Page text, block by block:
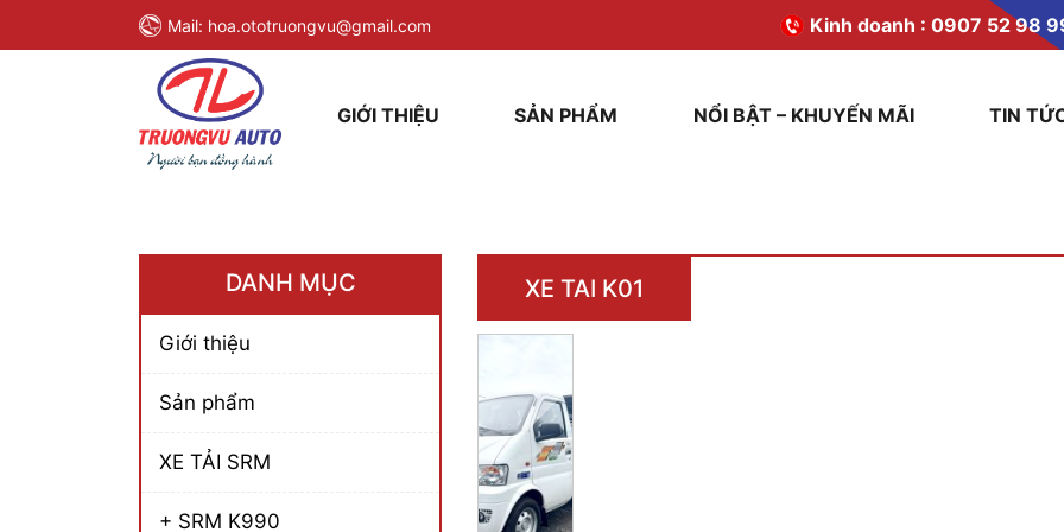
Mail: hoa.ototruongvu@gmail.com Kinh doanh : 0907 52 98
GIỚI THIỆU SẢN PHẨM NỔI BẬT – KHUYẾN MÃI TIN
DANH MỤC
Giới thiệu
Sản phẩm
XE TẢI SRM
+ SRM K990
XE TAI K01